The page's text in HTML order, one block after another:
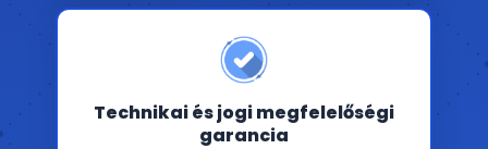
Technikai és jogi megfelelőségi
garancia